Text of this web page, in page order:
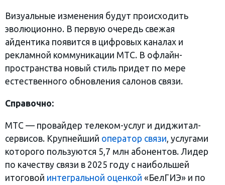
Визуальные изменения будут происходить
эволюционно. В первую очередь свежая
айдентика появится в цифровых каналах и
рекламной коммуникации МТС. В офлайн-
пространства новый стиль придет по мере
естественного обновления салонов связи.
Справочно:
МТС — провайдер телеком-услуг и диджитал-
сервисов. Крупнейший оператор связи , услугами
которого пользуются 5,7 млн абонентов. Лидер
по качеству связи в 2025 году с наибольшей
итоговой интегральной оценкой «БелГИЭ» и по